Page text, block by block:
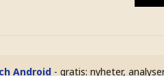
Android - gratis: nyheter,